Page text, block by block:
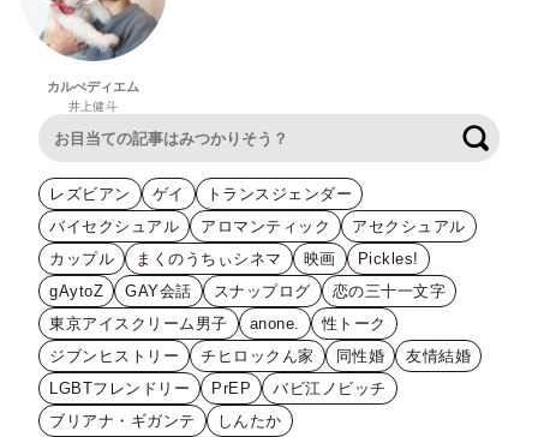
カルぺディエム
井上健斗
レズビアン ゲイ
トランスジェンダー
バイセクシュアル
アロマンティック
アセクシュアル
カップル
まくのうちぃシネマ 映画
Pickles!
gAytoZ
GAY会話 スナップログ
恋の三十一文字
東京アイスクリーム男子
anone.
性トーク
ジブンヒストリー
チヒロックん家 同性婚
友情結婚
LGBTフレンドリー
PrEP
バビ江ノビッチ
ブリアナ・ギガンテ
しんたか